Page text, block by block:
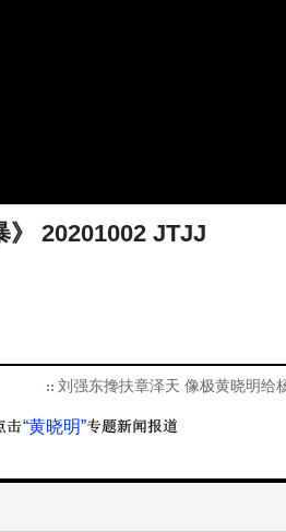
》 20201002 JTJJ
刘强东搀扶章泽天 像极黄晓明给
“黄晓明”